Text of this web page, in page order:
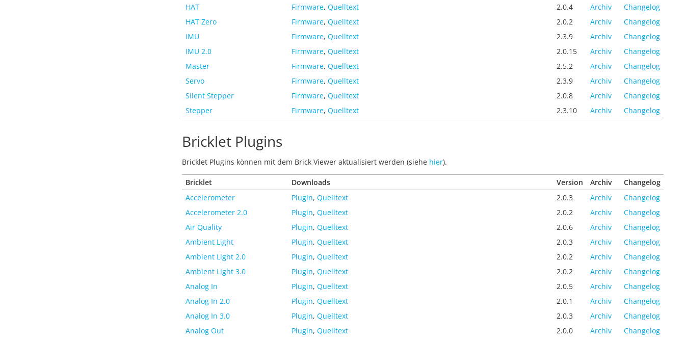
HAT
Firmware, Quelltext 2.0.4 Archiv
Changelog
HAT Zero
Firmware, Quelltext 2.0.2 Archiv
Changelog
IMU
Firmware, Quelltext 2.3.9 Archiv
Changelog
IMU 2.0
Firmware, Quelltext 2.0.15 Archiv
Changelog
Master
Firmware, Quelltext 2.5.2 Archiv
Changelog
Servo
Firmware, Quelltext 2.3.9 Archiv
Changelog
Silent Stepper
Firmware, Quelltext 2.0.8 Archiv
Changelog
Stepper
Firmware, Quelltext 2.3.10 Archiv Changelog
Bricklet Plugins
Bricklet Plugins können mit dem Brick Viewer aktualisiert werden (siehe hier).
Bricklet Downloads Version Archiv
Changelog
Accelerometer
Plugin, Quelltext 2.0.3 Archiv
Changelog
Accelerometer 2.0
Plugin, Quelltext 2.0.2 Archiv
Changelog
Air Quality
Plugin, Quelltext 2.0.6 Archiv
Changelog
Ambient Light
Plugin, Quelltext 2.0.3 Archiv
Changelog
Ambient Light 2.0
Plugin, Quelltext 2.0.2 Archiv
Changelog
Ambient Light 3.0
Plugin, Quelltext 2.0.2 Archiv
Changelog
Analog In
Plugin, Quelltext 2.0.5 Archiv
Changelog
Analog In 2.0
Plugin, Quelltext 2.0.1 Archiv
Changelog
Analog In 3.0
Plugin, Quelltext 2.0.3 Archiv
Changelog
Analog Out
Plugin, Quelltext 2.0.0 Archiv
Changelog